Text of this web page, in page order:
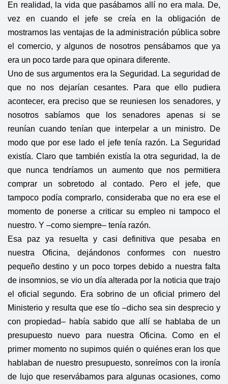
En realidad, la vida que pasábamos allí no era mala. De,
vez en cuando el jefe se creía en la obligación de
mostrarnos las ventajas de la administración pública sobre
el comercio, y algunos de nosotros pensábamos que ya
era un poco tarde para que opinara diferente.
Uno de sus argumentos era la Seguridad. La seguridad de
que no nos dejarían cesantes. Para que ello pudiera
acontecer, era preciso que se reuniesen los senadores, y
nosotros sabíamos que los senadores apenas si se
reunían cuando tenían que interpelar a un ministro. De
modo que por ese lado el jefe tenía razón. La Seguridad
existía. Claro que también existía la otra seguridad, la de
que nunca tendríamos un aumento que nos permitiera
comprar un sobretodo al contado. Pero el jefe, que
tampoco podía comprarlo, consideraba que no era ese el
momento de ponerse a criticar su empleo ni tampoco el
nuestro. Y –como siempre– tenía razón.
Esa paz ya resuelta y casi definitiva que pesaba en
nuestra Oficina, dejándonos conformes con nuestro
pequeño destino y un poco torpes debido a nuestra falta
de insomnios, se vio un día alterada por la noticia que trajo
el oficial segundo. Era sobrino de un oficial primero del
Ministerio y resulta que ese tío –dicho sea sin desprecio y
con propiedad– había sabido que allí se hablaba de un
presupuesto nuevo para nuestra Oficina. Como en el
primer momento no supimos quién o quiénes eran los que
hablaban de nuestro presupuesto, sonreímos con la ironía
de lujo que reservábamos para algunas ocasiones, como